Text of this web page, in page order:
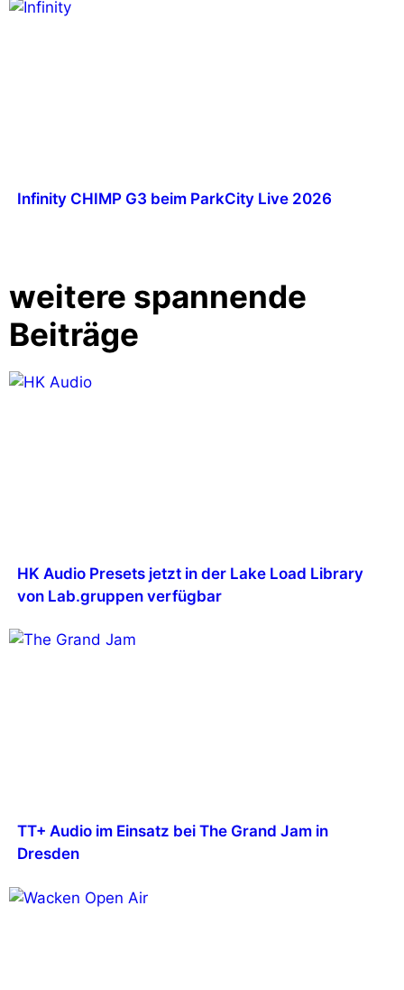
Infinity CHIMP G3 beim ParkCity Live 2026
weitere spannende
Beiträge
HK Audio Presets jetzt in der Lake Load Library
von Lab.gruppen verfügbar
TT+ Audio im Einsatz bei The Grand Jam in
Dresden